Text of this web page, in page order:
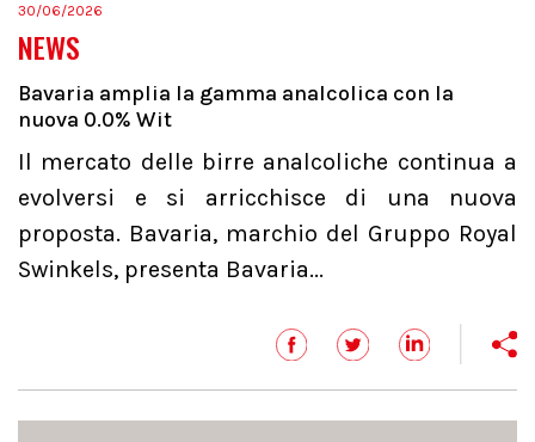
30/06/2026
NEWS
Bavaria amplia la gamma analcolica con la
nuova 0.0% Wit
Il mercato delle birre analcoliche continua a
evolversi e si arricchisce di una nuova
proposta. Bavaria, marchio del Gruppo Royal
Swinkels, presenta Bavaria...